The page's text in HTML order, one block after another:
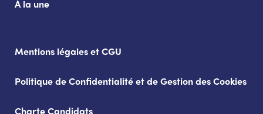
À la une
Mentions légales et CGU
Politique de Confidentialité et de Gestion des Cookies